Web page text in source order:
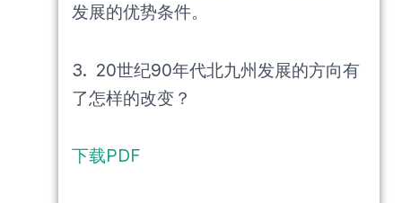
发展的优势条件。
3. 20世纪90年代北九州发展的方向有
了怎样的改变？
下载PDF